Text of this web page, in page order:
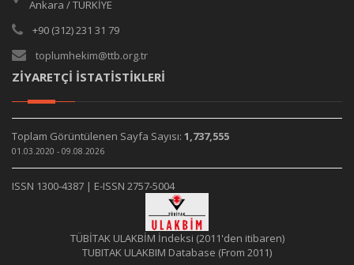
Ankara / TÜRKİYE
+90 (312) 231 31 79
toplumhekim@ttb.org.tr
ZİYARETÇİ İSTATİSTİKLERİ
Toplam Görüntülenen Sayfa Sayısı: 1,737,555
01.03.2020 - 09.08.2026
ISSN 1300-4387 | E-ISSN 2757-5004
TÜBİTAK ULAKBİM İndeksi (2011'den itibaren)
TUBITAK ULAKBIM Database (From 2011)